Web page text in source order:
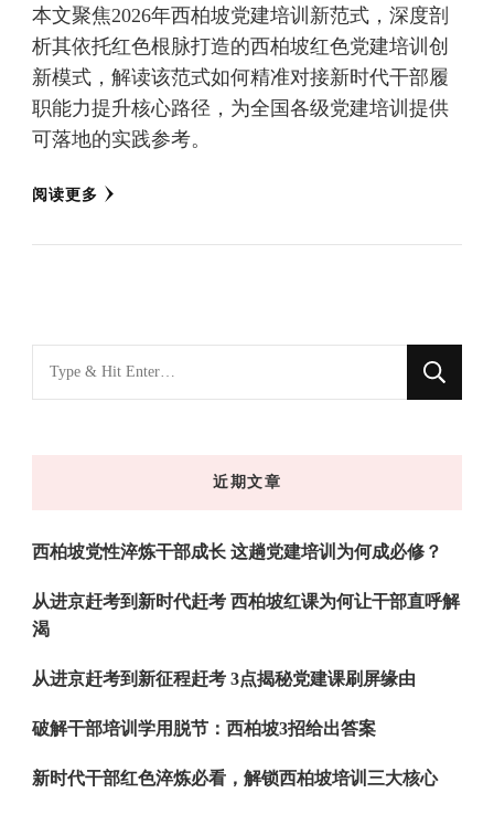
本文聚焦2026年西柏坡党建培训新范式，深度剖
析其依托红色根脉打造的西柏坡红色党建培训创
新模式，解读该范式如何精准对接新时代干部履
职能力提升核心路径，为全国各级党建培训提供
可落地的实践参考。
阅读更多
什
近期文章
西柏坡党性淬炼干部成长 这趟党建培训为何成必修？
从进京赶考到新时代赶考 西柏坡红课为何让干部直呼解
渴
从进京赶考到新征程赶考 3点揭秘党建课刷屏缘由
破解干部培训学用脱节：西柏坡3招给出答案
新时代干部红色淬炼必看，解锁西柏坡培训三大核心